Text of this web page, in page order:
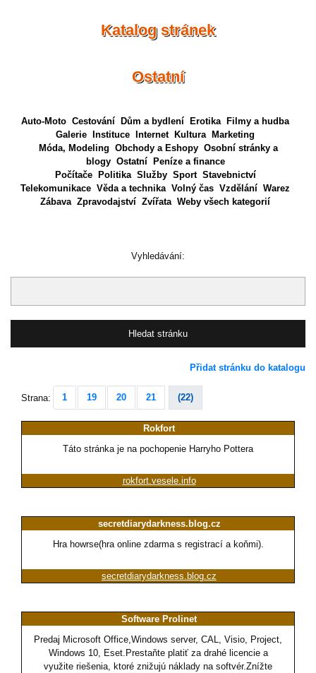
Katalog stránek
Ostatní
Auto-Moto Cestování Dům a bydlení Erotika
Filmy a hudba
Galerie
Instituce Internet Kultura
Marketing
Móda, Modeling Obchody a Eshopy Osobní stránky a
blogy Ostatní
Peníze a finance
Počítače
Politika Služby Sport Stavebnictví
Telekomunikace Věda a technika Volný čas Vzdělání Warez
Zábava Zpravodajství Zvířata Weby všech kategorií
Vyhledávání:
Přidat stránku do katalogu
Strana: 1 19 20 21 (22)
Rokfort
Táto stránka je na pochopenie Harryho Pottera
rokfort.vesele.info
secretdiarydarkness.blog.cz
Hra howrse(hra online zdarma s registrací a koňmi).
secretdiarydarkness.blog.cz
Software Prolinet
Predaj Microsoft Office,Windows server, CAL, Visio, Project,
Windows 10, Eset.Prestaňte platiť za drahé licencie a
využite riešenia, ktoré znižujú náklady na softvér.Znížte